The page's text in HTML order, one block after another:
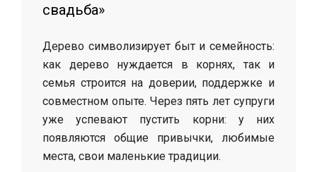
свадьба»
Дерево символизирует быт и семейность:
как дерево нуждается в корнях, так и
семья строится на доверии, поддержке и
совместном опыте. Через пять лет супруги
уже успевают пустить корни: у них
появляются общие привычки, любимые
места, свои маленькие традиции.